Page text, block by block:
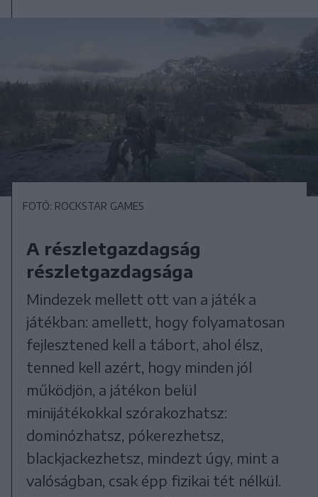
FOTÓ: ROCKSTAR GAMES
A részletgazdagság
részletgazdagsága
Mindezek mellett ott van a játék a
játékban: amellett, hogy folyamatosan
fejlesztened kell a tábort, ahol élsz,
tenned kell azért, hogy minden jól
működjön, a játékon belül
minijátékokkal szórakozhatsz:
dominózhatsz, pókerezhetsz,
blackjackezhetsz, mindezt úgy, mint a
valóságban, csak épp fizikai tét nélkül.